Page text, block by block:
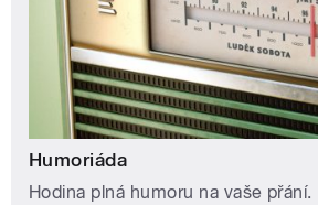
Humoriáda
Hodina plná humoru na vaše přání.